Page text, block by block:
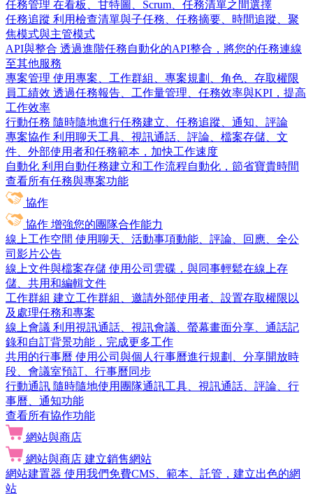
任務管理 在看板、甘特圖、Scrum、任務清單之間選擇
任務追蹤 利用檢查清單與子任務、任務摘要、時間追蹤、聚
焦模式與主管模式
API與整合 透過進階任務自動化的API整合，將您的任務連線
至其他服務
專案管理 使用專案、工作群組、專案規劃、角色、存取權限
員工績效 透過任務報告、工作量管理、任務效率與KPI，提高
工作效率
行動任務 隨時隨地進行任務建立、任務追蹤、通知、評論
專案協作 利用聊天工具、視訊通話、評論、檔案存儲、文
件、外部使用者和任務範本，加快工作速度
自動化 利用自動任務建立和工作流程自動化，節省寶貴時間
查看所有任務與專案功能
協作
協作 增強您的團隊合作能力
線上工作空間 使用聊天、活動事項動能、評論、回應、全公
司影片公告
線上文件與檔案存儲 使用公司雲碟，與同事輕鬆在線上存
儲、共用和編輯文件
工作群組 建立工作群組、邀請外部使用者、設置存取權限以
及處理任務和專案
線上會議 利用視訊通話、視訊會議、螢幕畫面分享、通話記
錄和自訂背景功能，完成更多工作
共用的行事曆 使用公司與個人行事曆進行規劃、分享開放時
段、會議室預訂、行事曆同步
行動通訊 隨時隨地使用團隊通訊工具、視訊通話、評論、行
事曆、通知功能
查看所有協作功能
網站與商店
網站與商店 建立銷售網站
網站建置器 使用我們免費CMS、範本、託管，建立出色的網
站